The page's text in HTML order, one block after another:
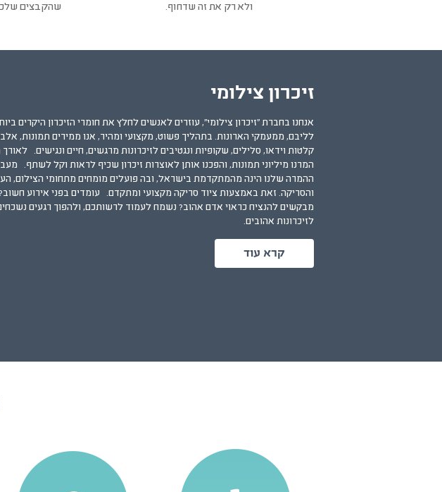
ולא רק את זה שדחוף.
שהקבצים
זיכרון צילומי
אנחנו בחברת "זיכרון צילומי", עוזרים לאנשים לחלץ את חומרי הזיכרון היקרים
לליבם, ממעמקי הארונות. בתהליך פשוט, מקצועי ומהיר, אנו ממירים תמונות,
קלטות וידאו, סלילים, שקופיות ונגטיבים לזיכרונות מרגשים, חיים ונגישים.
לאורך
המרנו מיליוני תמונות, והפכנו אותן לאוצרות זיכרון שכיף לראות וקל לשתף.
ההמרה שלנו הינה מהמתקדמת בישראל, ובה פועלים מומחים מתחומי הצילום,
והסריקה. זאת באמצעות ציוד סריקה מקצועי ומתקדם.
עומדים בפני אירוע
מבקשים להנציח כראוי אדם אהוב? נשמח לעמוד לרשותכם, ולהפוך רגעים
לזיכרונות אהובים.
קרא עוד